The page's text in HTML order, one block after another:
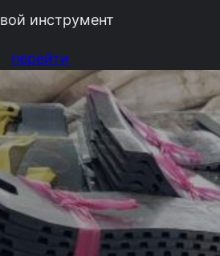
инструмент
перейти